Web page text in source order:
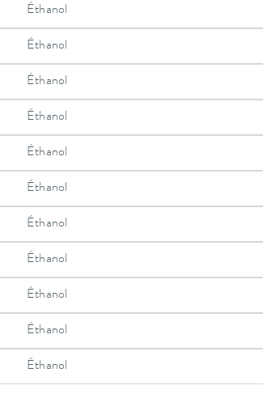
Éthanol
Éthanol
Éthanol
Éthanol
Éthanol
Éthanol
Éthanol
Éthanol
Éthanol
Éthanol
Éthanol